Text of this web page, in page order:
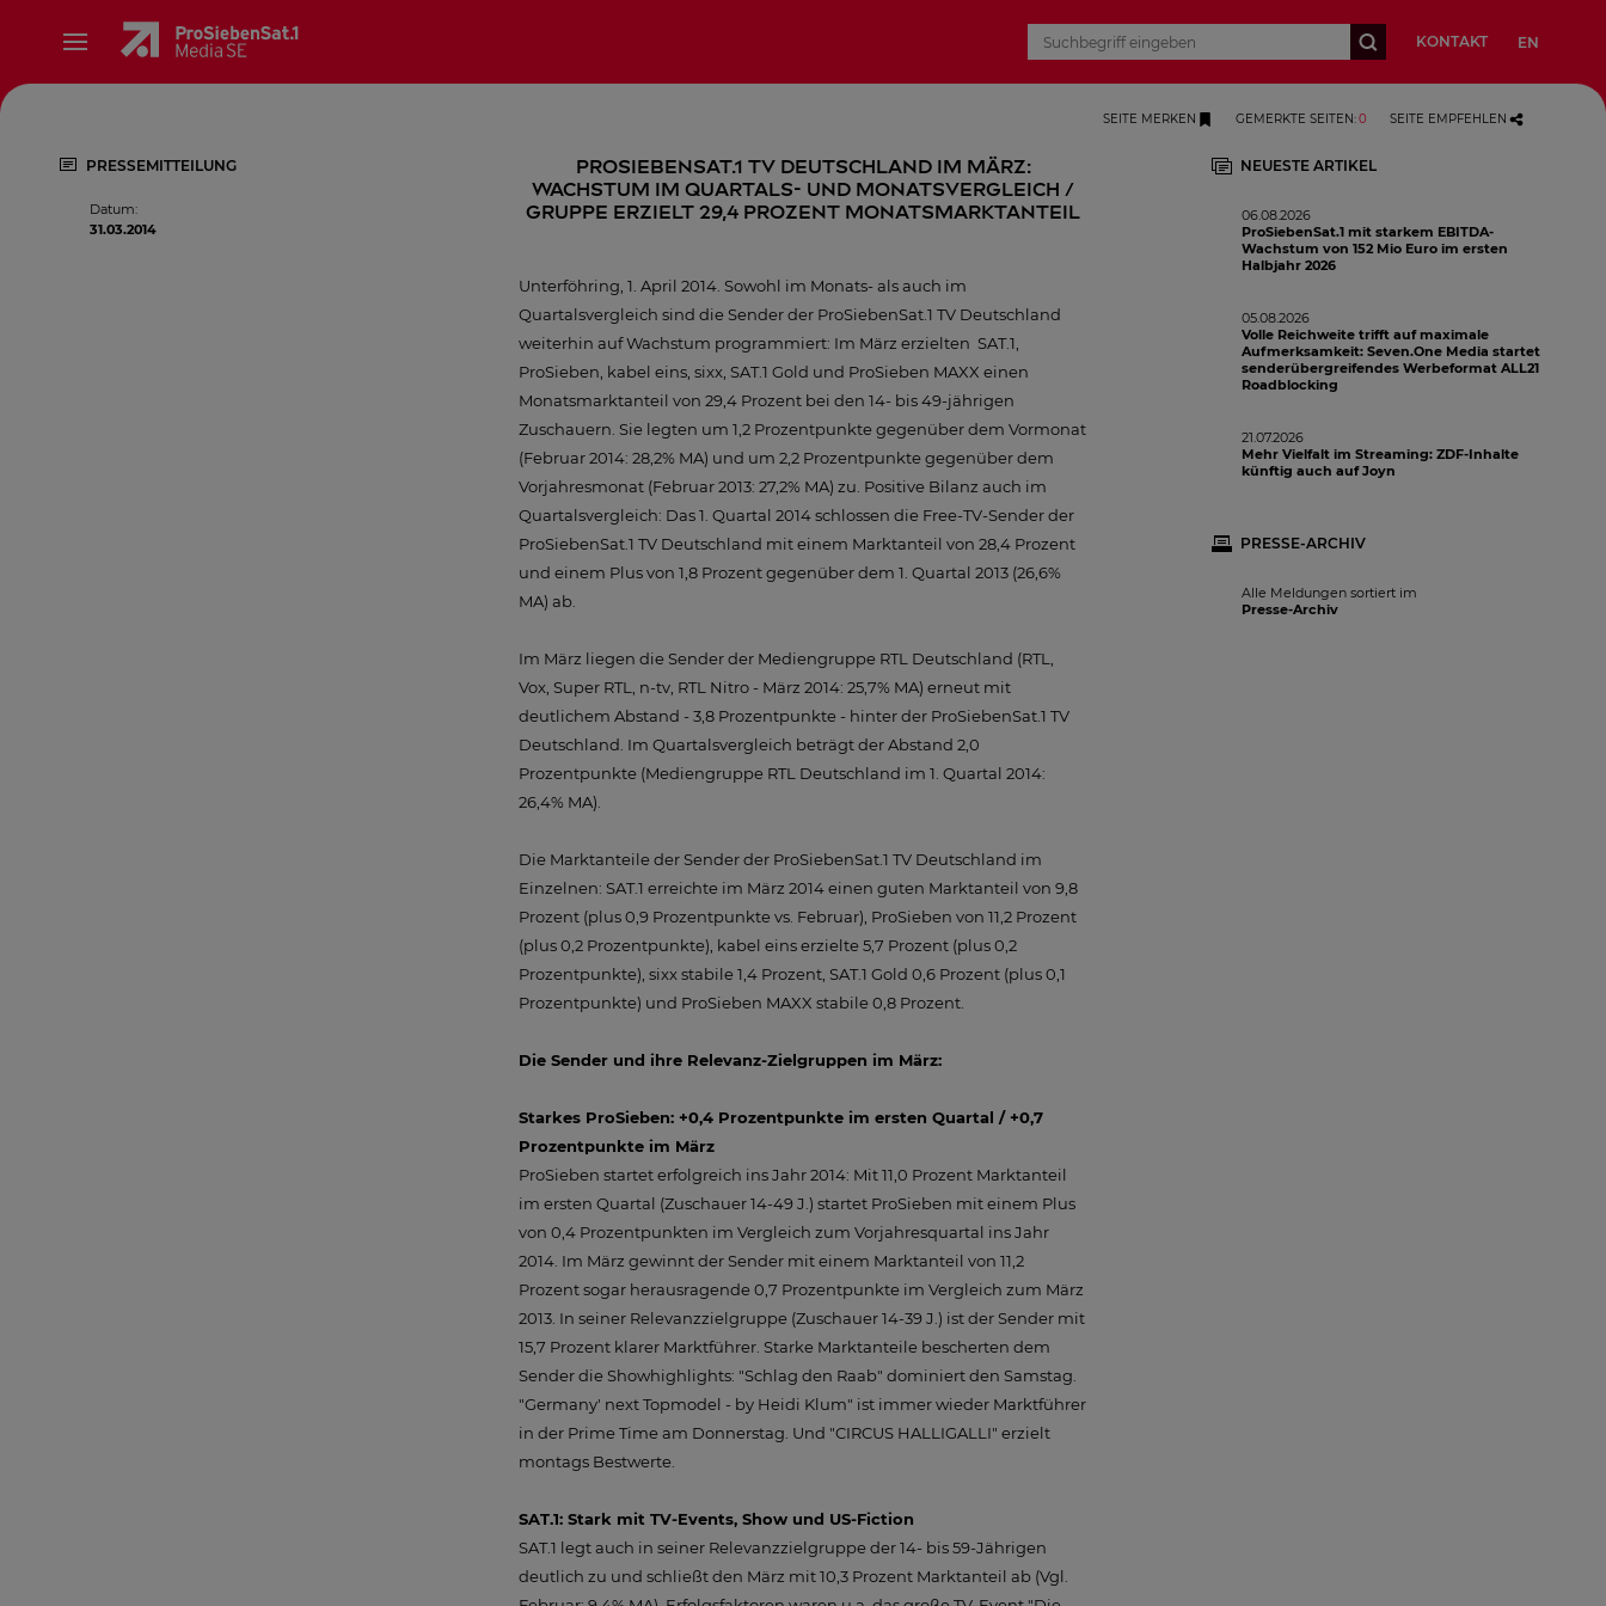
KONTAKT EN
SEITE MERKEN GEMERKTE SEITEN:0 SEITE EMPFEHLEN
PRESSEMITTEILUNG
Datum:
31.03.2014
NEUESTE ARTIKEL
06.08.2026
ProSiebenSat.1 mit starkem EBITDA-
Wachstum von 152 Mio Euro im ersten
Halbjahr 2026
05.08.2026
Volle Reichweite trifft auf maximale
Aufmerksamkeit: Seven.One Media startet
senderübergreifendes Werbeformat ALL21
Roadblocking
21.07.2026
Mehr Vielfalt im Streaming: ZDF-Inhalte
künftig auch auf Joyn
PRESSE-ARCHIV
Alle Meldungen sortiert im
Presse-Archiv
ProSiebenSat.1 TV Deutschland im März:
Wachstum im Quartals- und Monatsvergleich /
Gruppe erzielt 29,4 Prozent Monatsmarktanteil
Unterföhring, 1. April 2014. Sowohl im Monats- als auch im
Quartalsvergleich sind die Sender der ProSiebenSat.1 TV Deutschland
weiterhin auf Wachstum programmiert: Im März erzielten SAT.1,
ProSieben, kabel eins, sixx, SAT.1 Gold und ProSieben MAXX einen
Monatsmarktanteil von 29,4 Prozent bei den 14- bis 49-jährigen
Zuschauern. Sie legten um 1,2 Prozentpunkte gegenüber dem Vormonat
(Februar 2014: 28,2% MA) und um 2,2 Prozentpunkte gegenüber dem
Vorjahresmonat (Februar 2013: 27,2% MA) zu. Positive Bilanz auch im
Quartalsvergleich: Das 1. Quartal 2014 schlossen die Free-TV-Sender der
ProSiebenSat.1 TV Deutschland mit einem Marktanteil von 28,4 Prozent
und einem Plus von 1,8 Prozent gegenüber dem 1. Quartal 2013 (26,6%
MA) ab.
Im März liegen die Sender der Mediengruppe RTL Deutschland (RTL,
Vox, Super RTL, n-tv, RTL Nitro - März 2014: 25,7% MA) erneut mit
deutlichem Abstand - 3,8 Prozentpunkte - hinter der ProSiebenSat.1 TV
Deutschland. Im Quartalsvergleich beträgt der Abstand 2,0
Prozentpunkte (Mediengruppe RTL Deutschland im 1. Quartal 2014:
26,4% MA).
Die Marktanteile der Sender der ProSiebenSat.1 TV Deutschland im
Einzelnen: SAT.1 erreichte im März 2014 einen guten Marktanteil von 9,8
Prozent (plus 0,9 Prozentpunkte vs. Februar), ProSieben von 11,2 Prozent
(plus 0,2 Prozentpunkte), kabel eins erzielte 5,7 Prozent (plus 0,2
Prozentpunkte), sixx stabile 1,4 Prozent, SAT.1 Gold 0,6 Prozent (plus 0,1
Prozentpunkte) und ProSieben MAXX stabile 0,8 Prozent.
Die Sender und ihre Relevanz-Zielgruppen im März:
Starkes ProSieben: +0,4 Prozentpunkte im ersten Quartal / +0,7
Prozentpunkte im März
ProSieben startet erfolgreich ins Jahr 2014: Mit 11,0 Prozent Marktanteil
im ersten Quartal (Zuschauer 14-49 J.) startet ProSieben mit einem Plus
von 0,4 Prozentpunkten im Vergleich zum Vorjahresquartal ins Jahr
2014. Im März gewinnt der Sender mit einem Marktanteil von 11,2
Prozent sogar herausragende 0,7 Prozentpunkte im Vergleich zum März
2013. In seiner Relevanzzielgruppe (Zuschauer 14-39 J.) ist der Sender mit
15,7 Prozent klarer Marktführer. Starke Marktanteile bescherten dem
Sender die Showhighlights: "Schlag den Raab" dominiert den Samstag.
"Germany' next Topmodel - by Heidi Klum" ist immer wieder Marktführer
in der Prime Time am Donnerstag. Und "CIRCUS HALLIGALLI" erzielt
montags Bestwerte.
SAT.1: Stark mit TV-Events, Show und US-Fiction
SAT.1 legt auch in seiner Relevanzzielgruppe der 14- bis 59-Jährigen
deutlich zu und schließt den März mit 10,3 Prozent Marktanteil ab (Vgl.